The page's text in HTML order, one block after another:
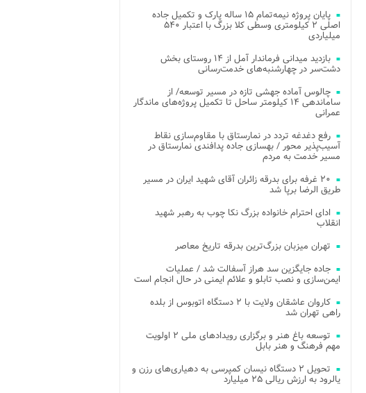
پایان پروژه نیمه‌تمام ۱۵ ساله پارک و تکمیل جاده
اصلی ۲ کیلومتری وسطی کلا بزرگ با اعتبار ۵۴۰
میلیاردی
بازدید میدانی فرماندار آمل از ۱۴ روستای بخش
دشت‌سر در چهارشنبه‌های خدمت‌رسانی
چالوس آماده جهشی تازه در مسیر توسعه/ از
ساماندهی ۱۴ کیلومتر ساحل تا تکمیل پروژه‌های ماندگار
عمرانی
رفع دغدغه تردد در نمارستاق با مقاوم‌سازی نقاط
آسیب‌پذیر محور / بهسازی جاده پدافندی نمارستاق در
مسیر خدمت به مردم
۲۰ غرفه برای بدرقه زائران آقای شهید ایران در مسیر
طریق الرضا برپا شد
ادای احترام خانواده بزرگ نکا چوب به رهبر شهید
انقلاب
تهران میزبان بزرگ‌ترین بدرقه تاریخ معاصر
جاده جایگزین سد هراز آسفالت شد / عملیات
ایمن‌سازی و نصب تابلو و علائم ایمنی در حال انجام است
کاروان عاشقان ولایت با ۲ دستگاه اتوبوس از بلده
راهی تهران شد
توسعه باغ هنر و برگزاری رویدادهای ملی ۲ اولویت
مهم فرهنگ و هنر بابل
تحویل ۲ دستگاه نیسان کمپرسی به دهیاری‌های رزن و
یالرود به ارزش ریالی ۲۵ میلیارد